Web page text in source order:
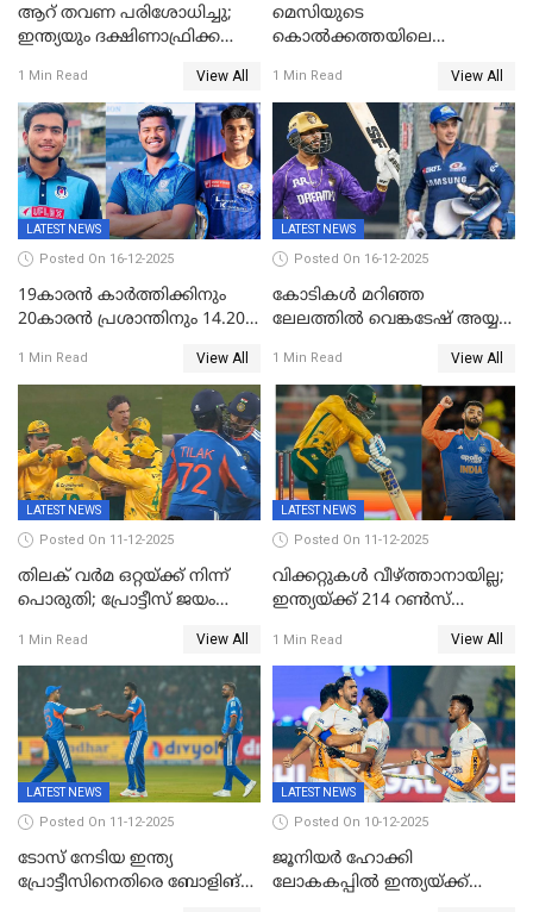
ആറ് തവണ പരിശോധിച്ചു;
ഇന്ത്യയും ദക്ഷിണാഫ്രിക്കയും
ഉപേക്ഷിച്ചു
1 Min Read View All
മെസിയുടെ
കൊൽക്കത്തയിലെ
സംഘർഷം: കായിക മന്ത്രി
അരൂപ് ബിശ്വാസ് രാജിവച്ചു
1 Min Read View All
LATEST NEWS
Posted On 16-12-2025
19കാരൻ കാർത്തിക്കിനും
20കാരൻ പ്രശാന്തിനും 14.20
കോടിക്ക് ഡൽഹിയിൽ;
മലയാളി താരം വിഘ്നേഷ്
പുത്തുർ രാജസ്ഥാനിൽ
1 Min Read View All
LATEST NEWS
Posted On 16-12-2025
കോടികൾ മറിഞ്ഞ
ലേലത്തിൽ വെങ്കടേഷ് അയ്യര്‍
ബംഗളൂരുവില്‍; ക്വിന്റണ്‍ ഡി
കോക്ക് മുംബൈ
ഇന്ത്യന്‍സില്‍; 25കോടിക്ക്
കാമറൂൺ ഗ്രീൻ
കൊൽക്കത്തയിൽ
1 Min Read View All
LATEST NEWS
Posted On 11-12-2025
തിലക് വർമ ഒറ്റയ്ക്ക് നിന്ന്
പൊരുതി; പ്രോട്ടീസ് ജയം
1 Min Read View All
LATEST NEWS
Posted On 11-12-2025
വിക്കറ്റുകൾ വീഴ്ത്താനായില്ല;
ഇന്ത്യയ്ക്ക് 214 റൺസ്
ഡികോക്ക് കസറി
1 Min Read View All
LATEST NEWS
Posted On 11-12-2025
ടോസ് നേടിയ ഇന്ത്യ
പ്രോട്ടീസിനെതിരെ ബോളിങ്
LATEST NEWS
Posted On 10-12-2025
ജൂനിയര്‍ ഹോക്കി
ലോകകപ്പിൽ ഇന്ത്യയ്ക്ക്